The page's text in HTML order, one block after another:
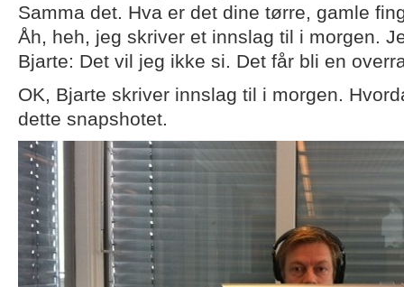
Samma det. Hva er det dine tørre, gamle
Åh, heh, jeg skriver et innslag til i morgen.
Bjarte: Det vil jeg ikke si. Det får bli en
OK, Bjarte skriver innslag til i morgen.
dette snapshotet.